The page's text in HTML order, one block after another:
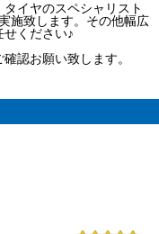
イヤのスペシャリスト
施致します。その他幅広
せください♪
認お願い致します。